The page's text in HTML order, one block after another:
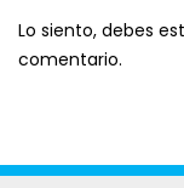
Lo siento, debes
comentario.